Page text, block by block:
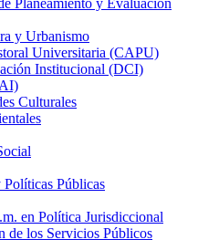
Planeamiento y Evaluación
y Urbanismo
Universitaria (CAPU)
Institucional (DCI)
Culturales
Públicas
en Política Jurisdiccional
de los Servicios Públicos